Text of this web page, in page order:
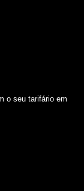
o seu tarifário em